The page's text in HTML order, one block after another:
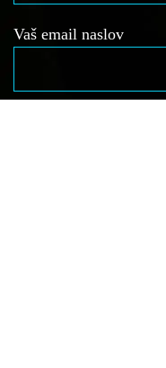
Vaš email naslov